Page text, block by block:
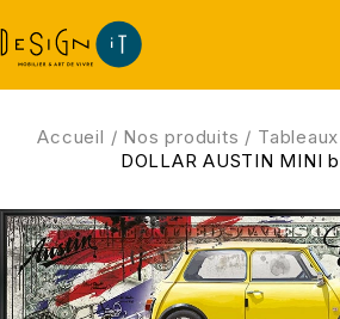
Accueil / Nos produits / Tableaux
DOLLAR AUSTIN MINI